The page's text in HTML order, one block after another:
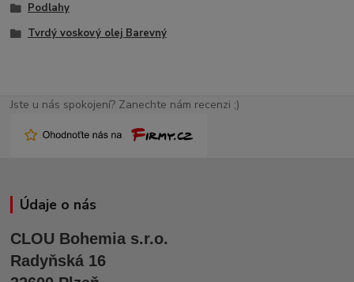
Podlahy
Tvrdý voskový olej Barevný
Jste u nás spokojení? Zanechte nám recenzi ;)
Údaje o nás
CLOU Bohemia s.r.o.
Radyňská 16